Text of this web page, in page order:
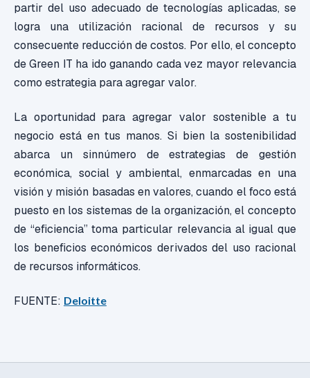
partir del uso adecuado de tecnologías aplicadas, se
logra una utilización racional de recursos y su
consecuente reducción de costos. Por ello, el concepto
de Green IT ha ido ganando cada vez mayor relevancia
como estrategia para agregar valor.
La oportunidad para agregar valor sostenible a tu
negocio está en tus manos. Si bien la sostenibilidad
abarca un sinnúmero de estrategias de gestión
económica, social y ambiental, enmarcadas en una
visión y misión basadas en valores, cuando el foco está
puesto en los sistemas de la organización, el concepto
de “eficiencia” toma particular relevancia al igual que
los beneficios económicos derivados del uso racional
de recursos informáticos.
FUENTE: Deloitte